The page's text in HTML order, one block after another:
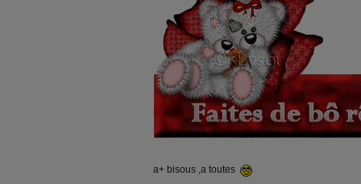
a+ bisous ,a toutes